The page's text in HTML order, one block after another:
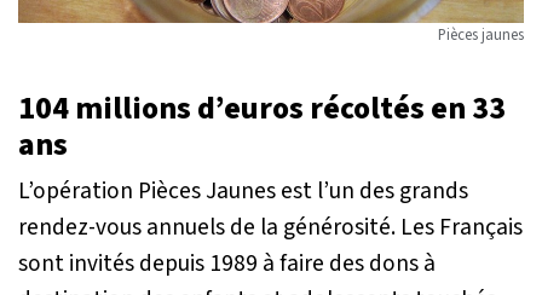
Pièces jaunes
104 millions d’euros récoltés en 33
ans
L’opération Pièces Jaunes est l’un des grands
rendez-vous annuels de la générosité. Les Français
sont invités depuis 1989 à faire des dons à